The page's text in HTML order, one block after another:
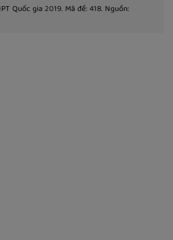
Quốc gia 2019. Mã đề: 418. Nguồn: